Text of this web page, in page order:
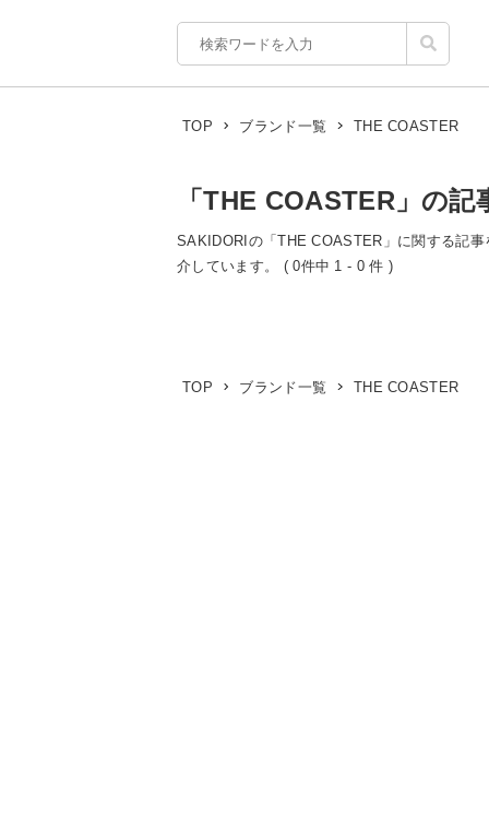
TOP ブランド一覧 THE COASTER
「THE COASTER」の記
SAKIDORIの「THE COASTER」に関する記
介しています。 ( 0件中 1 - 0 件 )
TOP ブランド一覧 THE COASTER